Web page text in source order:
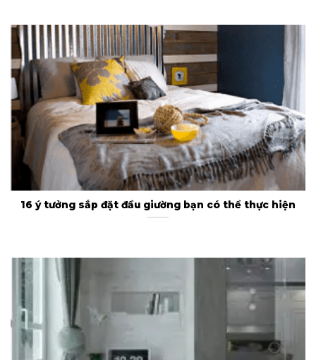
16 ý tưởng sắp đặt đầu giường bạn có thể thực hiện